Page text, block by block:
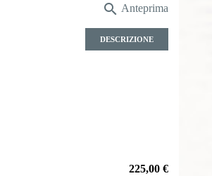
 Anteprima
DESCRIZIONE
Prezzo
225,00 €